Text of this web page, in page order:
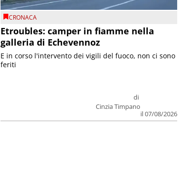
CRONACA
Etroubles: camper in fiamme nella
galleria di Echevennoz
di
Cinzia Timpano
il 07/08/2026
E in corso l'intervento dei vigili del fuoco, non ci sono
feriti